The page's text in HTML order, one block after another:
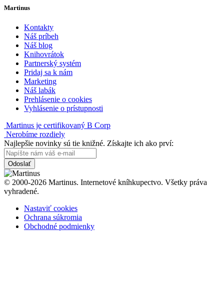
Martinus
Kontakty
Náš príbeh
Náš blog
Knihovrátok
Partnerský systém
Pridaj sa k nám
Marketing
Náš labák
Prehlásenie o cookies
Vyhlásenie o prístupnosti
Martinus je certifikovaný B Corp
Nerobíme rozdiely
Najlepšie novinky sú tie knižné. Získajte ich ako prví:
Odoslať
© 2000-2026 Martinus. Internetové kníhkupectvo. Všetky práva
vyhradené.
Nastaviť cookies
Ochrana súkromia
Obchodné podmienky